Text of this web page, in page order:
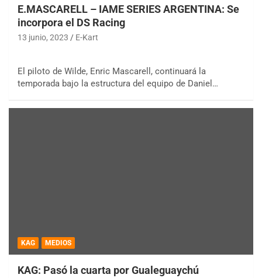
E.MASCARELL – IAME SERIES ARGENTINA: Se
incorpora el DS Racing
13 junio, 2023 E-Kart
El piloto de Wilde, Enric Mascarell, continuará la
temporada bajo la estructura del equipo de Daniel…
KAG MEDIOS
KAG: Pasó la cuarta por Gualeguaychú